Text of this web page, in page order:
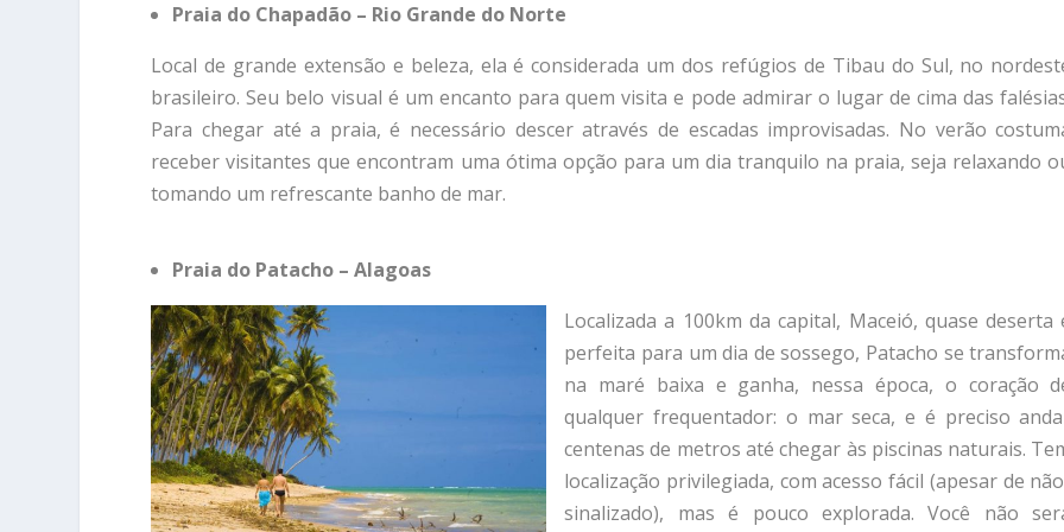
Praia do Chapadão – Rio Grande do Norte
Local de grande extensão e beleza, ela é considerada um dos refúgios de Tibau do Sul, no
brasileiro. Seu belo visual é um encanto para quem visita e pode admirar o lugar de cima das
Para chegar até a praia, é necessário descer através de escadas improvisadas. No verão
receber visitantes que encontram uma ótima opção para um dia tranquilo na praia, seja relaxando
tomando um refrescante banho de mar.
Praia do Patacho – Alagoas
Localizada a 100km da capital, Maceió, quase deserta
perfeita para um dia de sossego, Patacho se
na maré baixa e ganha, nessa época, o coração
qualquer frequentador: o mar seca, e é preciso
centenas de metros até chegar às piscinas naturais.
localização privilegiada, com acesso fácil (apesar de
sinalizado), mas é pouco explorada. Você não